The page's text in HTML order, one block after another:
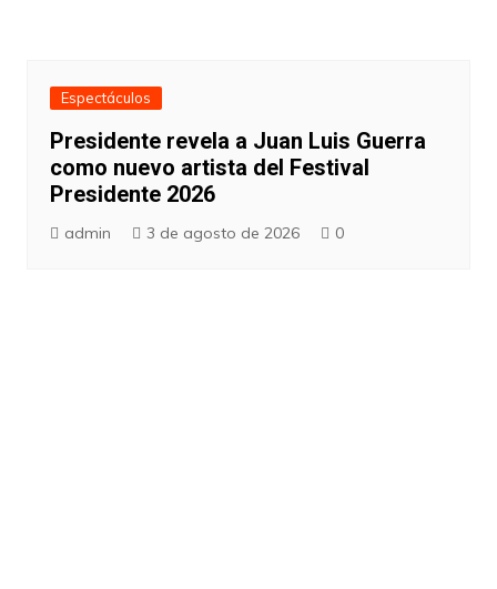
Espectáculos
Presidente revela a Juan Luis Guerra
como nuevo artista del Festival
Presidente 2026
admin 3 de agosto de 2026 0